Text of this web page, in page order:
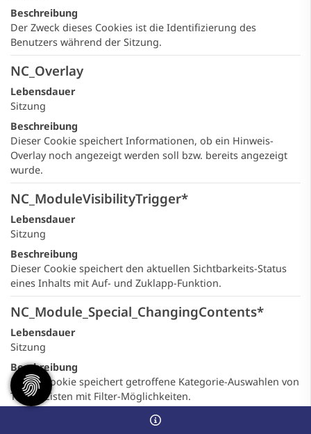
Beschreibung
Der Zweck dieses Cookies ist die Identifizierung des
Benutzers während der Sitzung.
NC_Overlay
Lebensdauer
Sitzung
Beschreibung
Dieser Cookie speichert Informationen, ob ein Hinweis-
Overlay noch angezeigt werden soll bzw. bereits angezeigt
wurde.
NC_ModuleVisibilityTrigger*
Lebensdauer
Sitzung
Beschreibung
Dieser Cookie speichert den aktuellen Sichtbarkeits-Status
eines Inhalts mit Auf- und Zuklapp-Funktion.
NC_Module_Special_ChangingContents*
Lebensdauer
Sitzung
Beschreibung
Dieser Cookie speichert getroffene Kategorie-Auswahlen von
Teaser-Listen mit Filter-Möglichkeiten.
NC_IPLocationAnalyzed